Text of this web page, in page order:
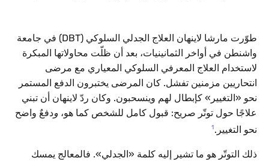
طوّرت مارشا لاينهان العلاج الجدلي السلوكي (DBT) في جامعة
واشنطن في أواخر الثمانينيات، بعد أن ظلّت محاولاتها المبكرة
لاستخدام العلاج المعرفي السلوكي المعياري مع مرضى
انتحاريين مزمنين تفشل. كان المرضى يختبرون الدفع المستمر
نحو «التغيير» كإبطال لهم وينسحبون. وكان ردّ لاينهان أن تبني
علاجًا حول توتّر صريح: قبول كامل للشخص كما هو، ودفعٌ واضح
نحو التغيير. 1
ذلك التوتّر هو ما تشير إليه كلمة «الجدلي». فالمعالج يمسك